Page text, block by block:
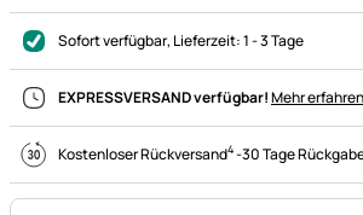
Sofort verfügbar, Lieferzeit:1 - 3 Tage
EXPRESSVERSAND verfügbar!Mehr erfahren
Kostenloser Rückversand4-30 Tage